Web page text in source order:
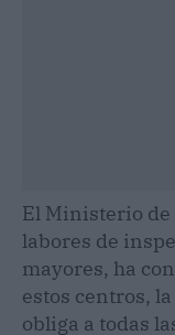
El Ministerio de
labores de
mayores, ha
estos centros,
obliga a todas